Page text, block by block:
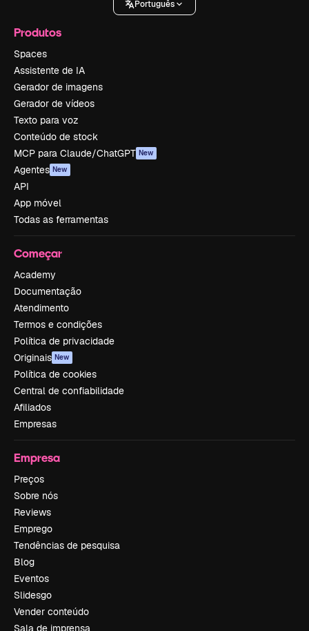
Português
Produtos
Spaces
Assistente de IA
Gerador de imagens
Gerador de vídeos
Texto para voz
Conteúdo de stock
MCP para Claude/ChatGPT New
Agentes New
API
App móvel
Todas as ferramentas
Começar
Academy
Documentação
Atendimento
Termos e condições
Política de privacidade
Originais New
Política de cookies
Central de confiabilidade
Afiliados
Empresas
Empresa
Preços
Sobre nós
Reviews
Emprego
Tendências de pesquisa
Blog
Eventos
Slidesgo
Vender conteúdo
Sala de imprensa